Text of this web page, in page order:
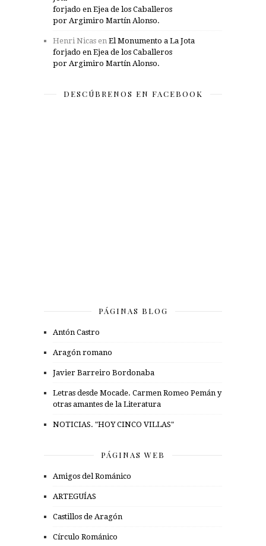
forjado en Ejea de los Caballeros
por Argimiro Martín Alonso.
Henri Nicas en El Monumento a La Jota
forjado en Ejea de los Caballeros
por Argimiro Martín Alonso.
DESCÚBRENOS EN FACEBOOK
PÁGINAS BLOG
Antón Castro
Aragón romano
Javier Barreiro Bordonaba
Letras desde Mocade. Carmen Romeo Pemán y
otras amantes de la Literatura
NOTICIAS. "HOY CINCO VILLAS"
PÁGINAS WEB
Amigos del Románico
ARTEGUÍAS
Castillos de Aragón
Círculo Románico